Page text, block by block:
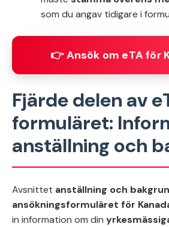
som du angav tidigare i
👉 Ansök om eTA för
Fjärde delen av
formuläret:
anställning och
Avsnittet anställning och
ansökningsformuläret för
in information om din